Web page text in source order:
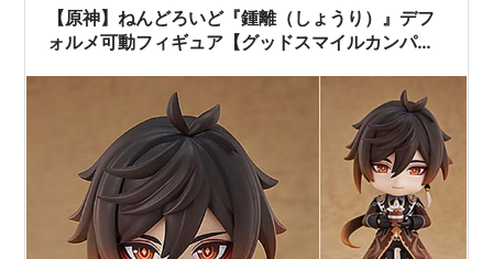
で読者になろう blogcircle.jp ラ…
【原神】ねんどろいど『鍾離（しょうり）』デフ
ォルメ可動フィギュア【グッドスマイルカンパニ